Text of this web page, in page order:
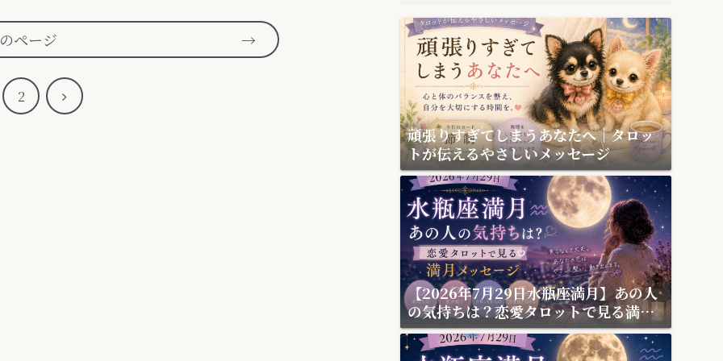
ページ
2
次
頑張りすぎてしまうあなたへ｜タロッ
トが伝えるやさしいメッセージ
【2026年7月29日水瓶座満月】あの人
の気持ちは？恋愛タロットで見る満月
メッセージ